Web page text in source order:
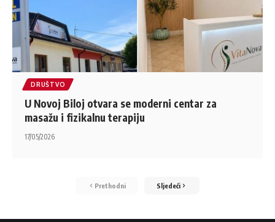
DRUŠTVO
U Novoj Biloj otvara se moderni centar za
masažu i fizikalnu terapiju
17/05/2026
Prethodni Sljedeći